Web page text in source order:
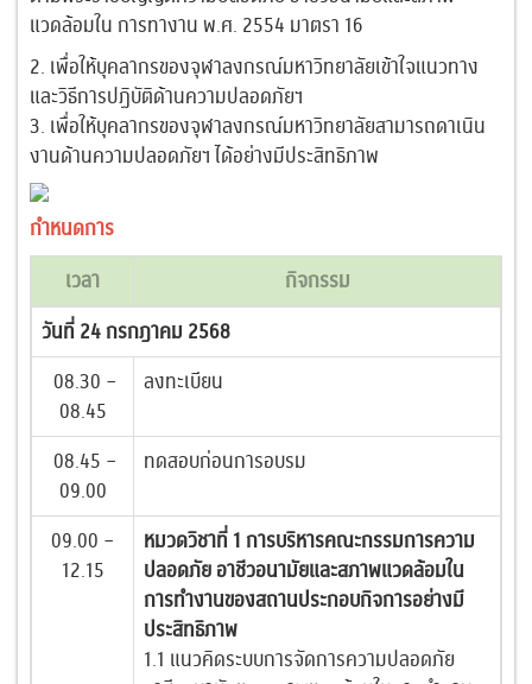
แวดล้อมใน การทางาน พ.ศ. 2554 มาตรา 16
2. เพื่อให้บุคลากรของจุฬาลงกรณ์มหาวิทยาลัยเข้าใจแนวทาง
และวิธีการปฏิบัติด้านความปลอดภัยฯ
3. เพื่อให้บุคลากรของจุฬาลงกรณ์มหาวิทยาลัยสามารถดาเนิน
งานด้านความปลอดภัยฯ ได้อย่างมีประสิทธิภาพ
กำหนดการ
เวลา
กิจกรรม
วันที่ 24 กรกฎาคม 2568
08.30 –
08.45
ลงทะเบียน
08.45 –
09.00
ทดสอบก่อนการอบรม
09.00 –
12.15
หมวดวิชาที่ 1 การบริหารคณะกรรมการความ
ปลอดภัย อาชีวอนามัยและสภาพแวดล้อมใน
การทำงานของสถานประกอบกิจการอย่างมี
ประสิทธิภาพ
1.1 แนวคิดระบบการจัดการความปลอดภัย